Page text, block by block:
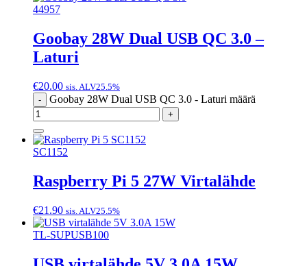
44957
Goobay 28W Dual USB QC 3.0 –
Laturi
€20.00 sis. ALV25.5%
-
Goobay 28W Dual USB QC 3.0 - Laturi määrä
+
SC1152
Raspberry Pi 5 27W Virtalähde
€21.90 sis. ALV25.5%
TL-SUPUSB100